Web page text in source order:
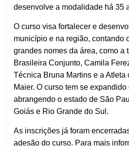
desenvolve a modalidade há 35
O curso visa fortalecer e
município e na região, contando
grandes nomes da área, como a
Brasileira Conjunto, Camila
Técnica Bruna Martins e a Atleta
Maier. O curso tem se
abrangendo o estado de São
Goiás e Rio Grande do Sul.
As inscrições já foram
adesão do curso. Para mais